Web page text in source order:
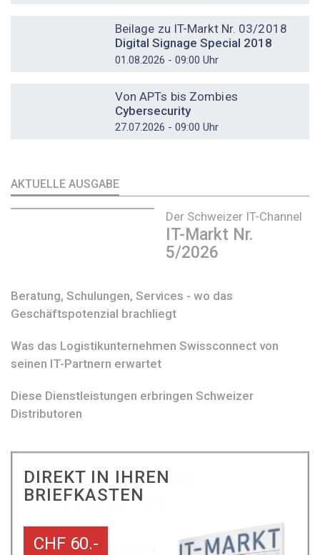
Beilage zu IT-Markt Nr. 03/2018
Digital Signage Special 2018
01.08.2026 - 09:00 Uhr
Von APTs bis Zombies
Cybersecurity
27.07.2026 - 09:00 Uhr
AKTUELLE AUSGABE
Der Schweizer IT-Channel
IT-Markt Nr.
5/2026
Beratung, Schulungen, Services - wo das
Geschäftspotenzial brachliegt
Was das Logistikunternehmen Swissconnect von
seinen IT-Partnern erwartet
Diese Dienstleistungen erbringen Schweizer
Distributoren
DIREKT IN IHREN
BRIEFKASTEN
CHF 60.-